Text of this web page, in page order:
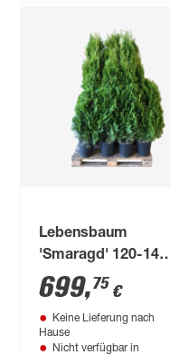
Lebensbaum
'Smaragd' 120-140
cm 25 Stück
699,75 €
Keine Lieferung nach
Hause
Nicht verfügbar in